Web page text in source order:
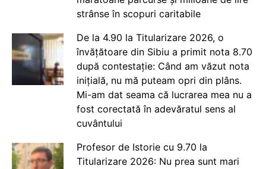
strânse în scopuri caritabile
De la 4.90 la Titularizare 2026, o
învățătoare din Sibiu a primit nota 8.70
după contestație: Când am văzut nota
inițială, nu mă puteam opri din plâns.
Mi-am dat seama că lucrarea mea nu a
fost corectată în adevăratul sens al
cuvântului
Profesor de Istorie cu 9.70 la
Titularizare 2026: Nu prea sunt mari